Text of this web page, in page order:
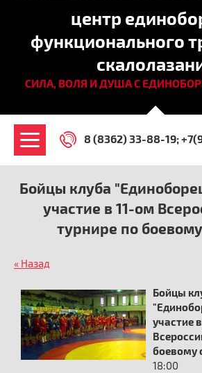
центр
функционального
СИЛА, ВОЛЯ И ДУША С
8 (8362) 33-88-19
Бойцы клуба
участие в 11-ом
турнире по
« Назад
Бойцы
участие
боевому
18:00